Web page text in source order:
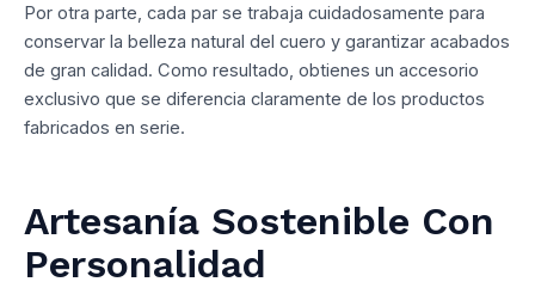
Por otra parte, cada par se trabaja cuidadosamente para
conservar la belleza natural del cuero y garantizar acabados
de gran calidad. Como resultado, obtienes un accesorio
exclusivo que se diferencia claramente de los productos
fabricados en serie.
Artesanía Sostenible Con
Personalidad